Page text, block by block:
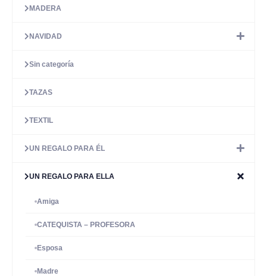
MADERA
NAVIDAD
Sin categoría
TAZAS
TEXTIL
UN REGALO PARA ÉL
UN REGALO PARA ELLA
Amiga
CATEQUISTA – PROFESORA
Esposa
Madre